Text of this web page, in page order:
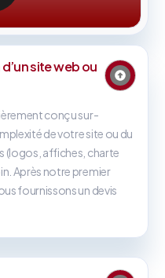
site web ou
conçu sur-
de votre site ou du
(logos, affiches, charte
Après notre premier
fournissons un devis